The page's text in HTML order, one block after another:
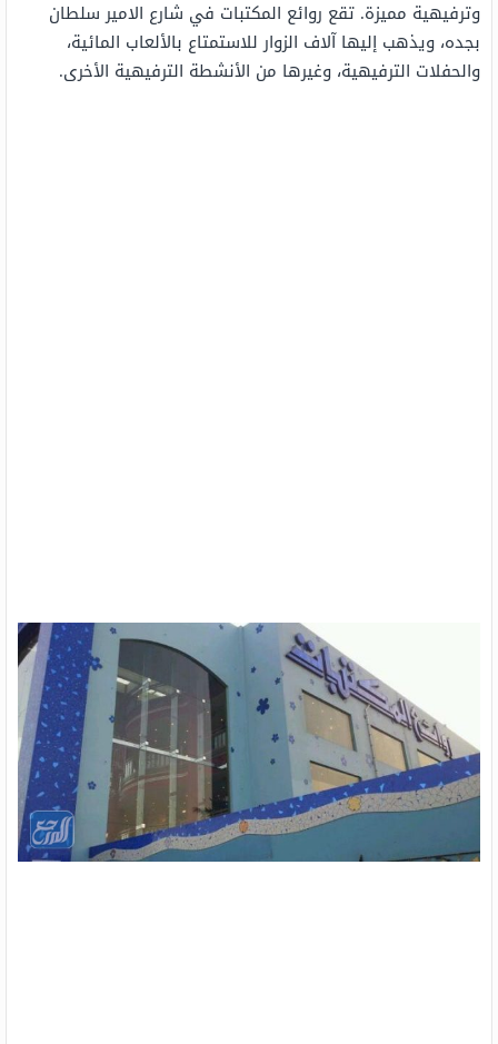
وترفيهية مميزة. تقع روائع المكتبات في شارع الامير سلطان
بجده، ويذهب إليها آلاف الزوار للاستمتاع بالألعاب المائية،
والحفلات الترفيهية، وغيرها من الأنشطة الترفيهية الأخرى.